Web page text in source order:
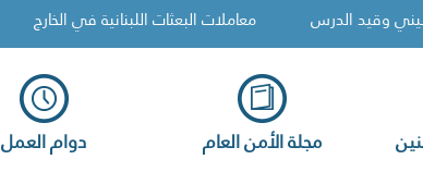
وقيد الدرس معاملات البعثات اللبنانية في الخارج
مجلة الأمن العام دوام العمل